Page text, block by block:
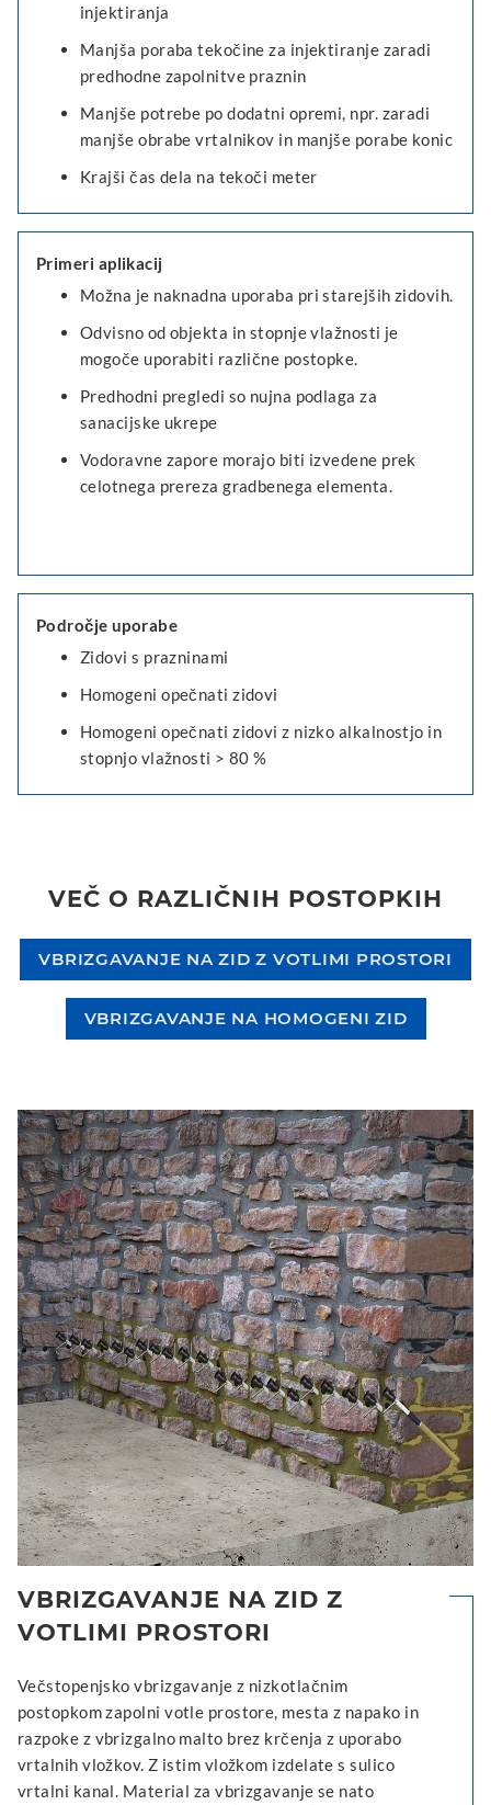
injektiranja
Manjša poraba tekočine za injektiranje zaradi
predhodne zapolnitve praznin
Manjše potrebe po dodatni opremi, npr. zaradi
manjše obrabe vrtalnikov in manjše porabe konic
Krajši čas dela na tekoči meter
Primeri aplikacij
Možna je naknadna uporaba pri starejših zidovih.
Odvisno od objekta in stopnje vlažnosti je
mogoče uporabiti različne postopke.
Predhodni pregledi so nujna podlaga za
sanacijske ukrepe
Vodoravne zapore morajo biti izvedene prek
celotnega prereza gradbenega elementa.
Področje uporabe
Zidovi s prazninami
Homogeni opečnati zidovi
Homogeni opečnati zidovi z nizko alkalnostjo in
stopnjo vlažnosti > 80 %
VEČ O RAZLIČNIH POSTOPKIH
VBRIZGAVANJE NA ZID Z VOTLIMI PROSTORI
VBRIZGAVANJE NA HOMOGENI ZID
VBRIZGAVANJE NA ZID Z
VOTLIMI PROSTORI
Večstopenjsko vbrizgavanje z nizkotlačnim
postopkom zapolni votle prostore, mesta z napako in
razpoke z vbrizgalno malto brez krčenja z uporabo
vrtalnih vložkov. Z istim vložkom izdelate s sulico
vrtalni kanal. Material za vbrizgavanje se nato